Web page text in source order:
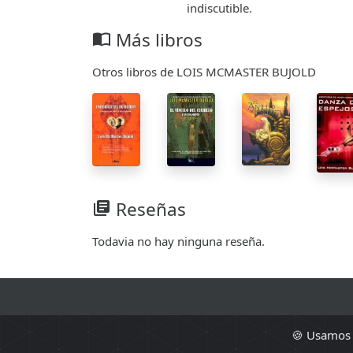
indiscutible.
import_contacts Más libros
Otros libros de LOIS MCMASTER BUJOLD
library_books Reseñas
Todavia no hay ninguna reseña.
🍪